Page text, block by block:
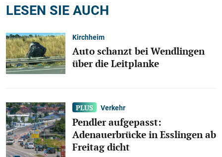
LESEN SIE AUCH
Kirchheim
Auto schanzt bei Wendlingen
über die Leitplanke
Verkehr
Pendler aufgepasst:
Adenauerbrücke in Esslingen ab
Freitag dicht